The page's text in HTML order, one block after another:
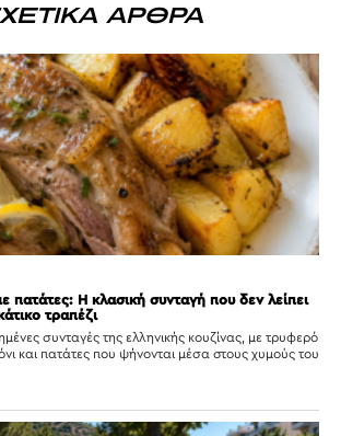
ΑΡΘΡΑ
πατάτες: Η κλασική συνταγή που δεν λείπει
τραπέζι
συνταγές της ελληνικής κουζίνας, με τρυφερό
και πατάτες που ψήνονται μέσα στους χυμούς του